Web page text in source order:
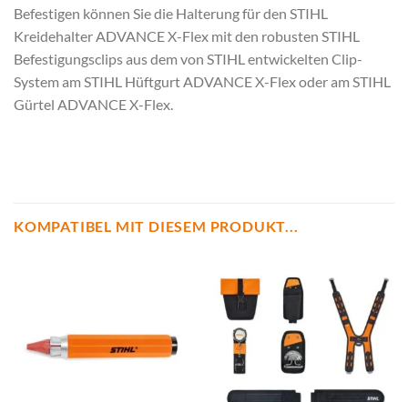
Befestigen können Sie die Halterung für den STIHL
Kreidehalter ADVANCE X-Flex mit den robusten STIHL
Befestigungsclips aus dem von STIHL entwickelten Clip-
System am STIHL Hüftgurt ADVANCE X-Flex oder am STIHL
Gürtel ADVANCE X-Flex.
KOMPATIBEL MIT DIESEM PRODUKT...